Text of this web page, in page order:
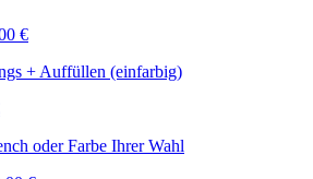
€
+ Auffüllen (einfarbig)
oder Farbe Ihrer Wahl​